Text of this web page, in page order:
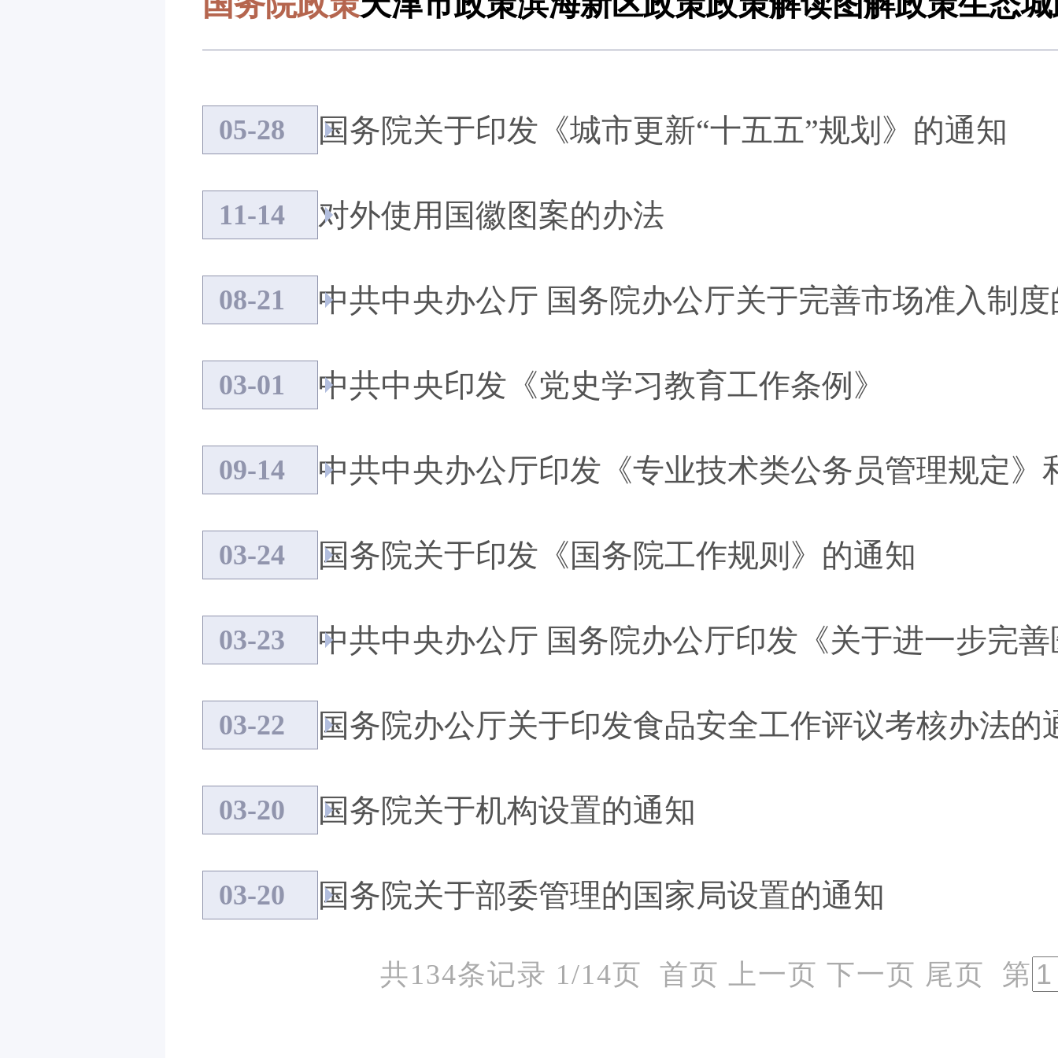
05-28 国务院关于印发《城市更新“十五五”规划》的通知
11-14 对外使用国徽图案的办法
08-21 中共中央办公厅 国务院办公厅关于完善市场准入制
03-01 中共中央印发《党史学习教育工作条例》
09-14
03-24 国务院关于印发《国务院工作规则》的通知
03-23
03-22 国务院办公厅关于印发食品安全工作评议考核办法的
03-20 国务院关于机构设置的通知
03-20 国务院关于部委管理的国家局设置的通知
共134条记录 1/14页 首页 上一页 下一页 尾页 第